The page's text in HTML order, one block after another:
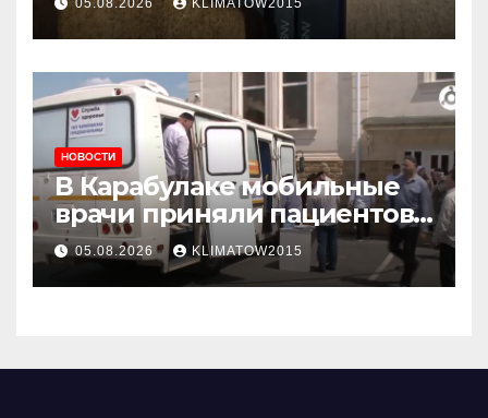
05.08.2026 KLIMATOW2015
НОВОСТИ
В Карабулаке мобильные
врачи приняли пациентов
у стен мечети
05.08.2026 KLIMATOW2015